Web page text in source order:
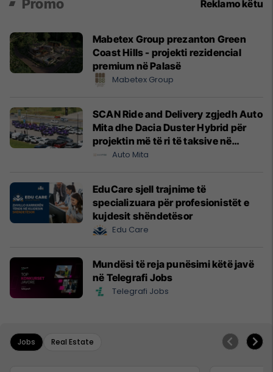
Promo Reklamo këtu
Mabetex Group prezanton Green
Coast Hills - projekti rezidencial
premium në Palasë
Mabetex Group
SCAN Ride and Delivery zgjedh Auto
Mita dhe Dacia Duster Hybrid për
projektin më të ri të taksive në
Prishtinë
Auto Mita
EduCare sjell trajnime të
specializuara për profesionistët e
kujdesit shëndetësor
Edu Care
Mundësi të reja punësimi këtë javë
në Telegrafi Jobs
Telegrafi Jobs
Jobs Real Estate